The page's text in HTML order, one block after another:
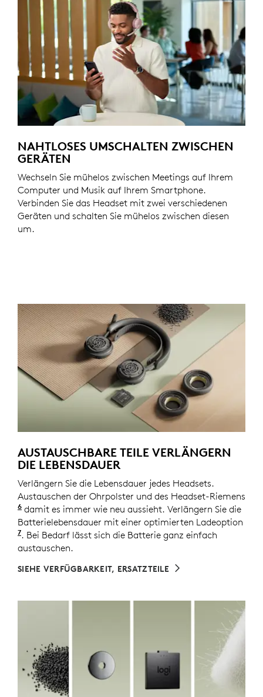
NAHTLOSES UMSCHALTEN ZWISCHEN
GERÄTEN
Wechseln Sie mühelos zwischen Meetings auf Ihrem
Computer und Musik auf Ihrem Smartphone.
Verbinden Sie das Headset mit zwei verschiedenen
Geräten und schalten Sie mühelos zwischen diesen
um.
AUSTAUSCHBARE TEILE VERLÄNGERN
DIE LEBENSDAUER
Verlängern Sie die Lebensdauer jedes Headsets.
Austauschen der Ohrpolster und des Headset-Riemens
6 Ersatzteile sind möglicherweise nicht in allen
damit es immer wie neu aussieht. Verlängern Sie die
Batterielebensdauer mit einer optimierten Ladeoption
7mit Logi Tune verfügbar. Die Batterielaufzeit ist
. Bei Bedarf lässt sich die Batterie ganz einfach
austauschen.
SIEHE VERFÜGBARKEIT, ERSATZTEILE